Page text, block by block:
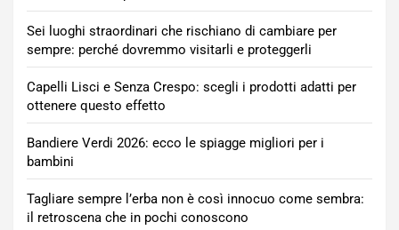
Sei luoghi straordinari che rischiano di cambiare per
sempre: perché dovremmo visitarli e proteggerli
Capelli Lisci e Senza Crespo: scegli i prodotti adatti per
ottenere questo effetto
Bandiere Verdi 2026: ecco le spiagge migliori per i
bambini
Tagliare sempre l’erba non è così innocuo come sembra:
il retroscena che in pochi conoscono